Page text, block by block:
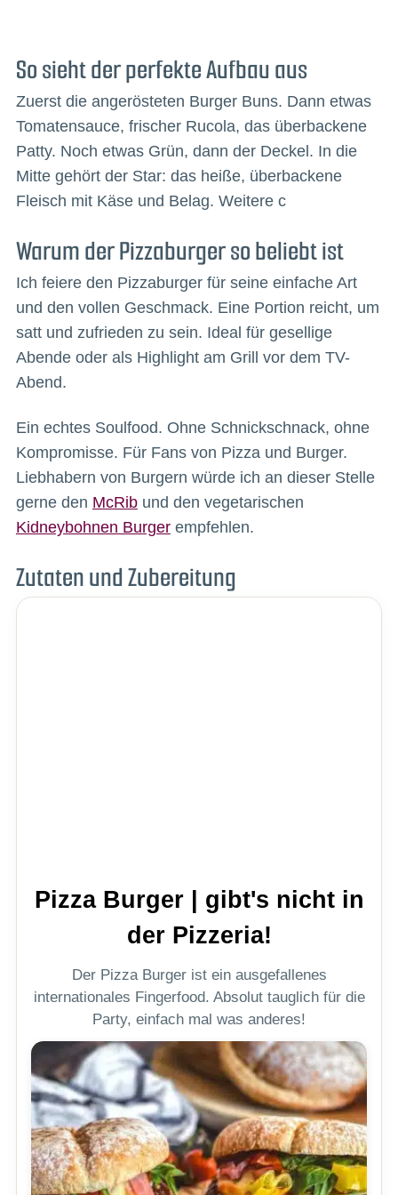
So sieht der perfekte Aufbau aus
Zuerst die angerösteten Burger Buns. Dann etwas
Tomatensauce, frischer Rucola, das überbackene
Patty. Noch etwas Grün, dann der Deckel. In die
Mitte gehört der Star: das heiße, überbackene
Fleisch mit Käse und Belag. Weitere c
Warum der Pizzaburger so beliebt ist
Ich feiere den Pizzaburger für seine einfache Art
und den vollen Geschmack. Eine Portion reicht, um
satt und zufrieden zu sein. Ideal für gesellige
Abende oder als Highlight am Grill vor dem TV-
Abend.
Ein echtes Soulfood. Ohne Schnickschnack, ohne
Kompromisse. Für Fans von Pizza und Burger.
Liebhabern von Burgern würde ich an dieser Stelle
gerne den McRibund den vegetarischen
Kidneybohnen Burgerempfehlen.
Zutaten und Zubereitung
Pizza Burger | gibt's nicht in
der Pizzeria!
Der Pizza Burger ist ein ausgefallenes
internationales Fingerfood. Absolut tauglich für die
Party, einfach mal was anderes!